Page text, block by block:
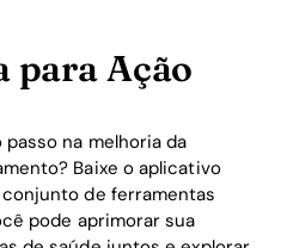
para Ação
na melhoria da
Baixe o aplicativo
de ferramentas
pode aprimorar sua